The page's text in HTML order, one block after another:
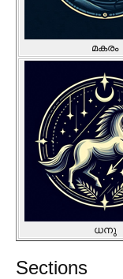
മകരം
ധനു
Sections